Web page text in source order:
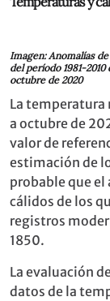
Imagen: Anomalías
del período 1981-
octubre de 2020
La temperatura
a octubre de
valor de
estimación de
probable que el
cálidos de los
registros
1850.
La evaluación
datos de la